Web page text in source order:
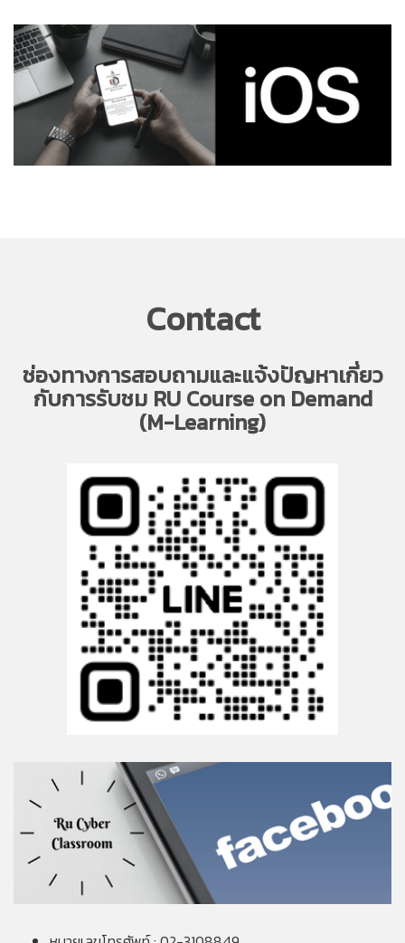
Contact
ช่องทางการสอบถามและแจ้งปัญหาเกี่ยว
กับการรับชม RU Course on Demand
(M-Learning)